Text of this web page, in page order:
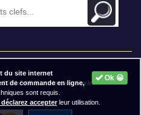
2020 BAP ⓒ - Mentions légales
Ok 😀
du site internet
de commande en ligne,
sont requis.
accepterleur utilisation.